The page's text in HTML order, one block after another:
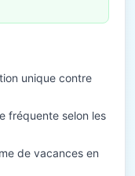
unique contre
fréquente selon les
de vacances en